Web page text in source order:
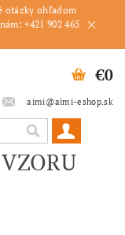
otázky ohľadom
+421 902 465
aimi@aimi-eshop.sk
€0